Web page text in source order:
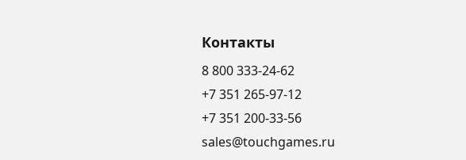
Контакты
8 800 333-24-62
+7 351 265-97-12
+7 351 200-33-56
sales@touchgames.ru